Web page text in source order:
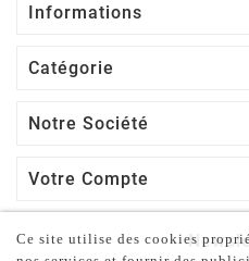
Informations
Catégorie
Notre Société
Votre Compte
Ce site utilise des cookies